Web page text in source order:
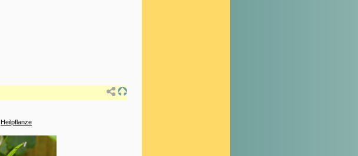
Heilpflanze